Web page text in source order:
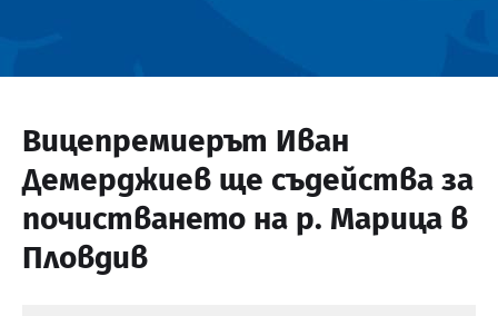
Вицепремиерът Иван
Демерджиев ще съдейства за
почистването на р. Марица в
Пловдив